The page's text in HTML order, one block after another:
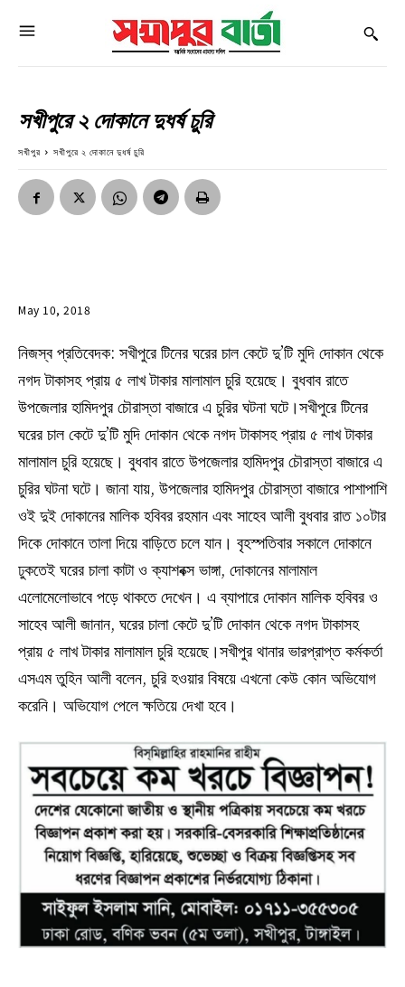
সখীপুরে ২ দোকানে দুধর্ষ চুরি
সখীপুর সখীপুরে ২ দোকানে দুধর্ষ চুরি
May 10, 2018
নিজস্ব প্রতিবেদক: সখীপুরে টিনের ঘরের চাল কেটে দু’টি মুদি দোকান থেকে
নগদ টাকাসহ প্রায় ৫ লাখ টাকার মালামাল চুরি হয়েছে। বুধবাব রাতে
উপজেলার হামিদপুর চৌরাস্তা বাজারে এ চুরির ঘটনা ঘটে।সখীপুরে টিনের
ঘরের চাল কেটে দু’টি মুদি দোকান থেকে নগদ টাকাসহ প্রায় ৫ লাখ টাকার
মালামাল চুরি হয়েছে। বুধবাব রাতে উপজেলার হামিদপুর চৌরাস্তা বাজারে এ
চুরির ঘটনা ঘটে। জানা যায়, উপজেলার হামিদপুর চৌরাস্তা বাজারে পাশাপাশি
ওই দুই দোকানের মালিক হবিবর রহমান এবং সাহেব আলী বুধবার রাত ১০টার
দিকে দোকানে তালা দিয়ে বাড়িতে চলে যান। বৃহস্পতিবার সকালে দোকানে
ঢুকতেই ঘরের চালা কাটা ও ক্যাশবক্স ভাঙ্গা, দোকানের মালামাল
এলোমেলোভাবে পড়ে থাকতে দেখেন। এ ব্যাপারে দোকান মালিক হবিবর ও
সাহেব আলী জানান, ঘরের চালা কেটে দু’টি দোকান থেকে নগদ টাকাসহ
প্রায় ৫ লাখ টাকার মালামাল চুরি হয়েছে।সখীপুর থানার ভারপ্রাপ্ত কর্মকর্তা
এসএম তুহিন আলী বলেন, চুরি হওয়ার বিষয়ে এখনো কেউ কোন অভিযোগ
করেনি। অভিযোগ পেলে ক্ষতিয়ে দেখা হবে।